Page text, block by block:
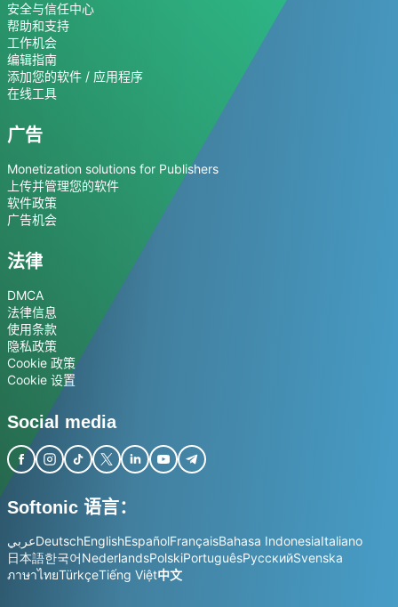
安全与信任中心
帮助和支持
工作机会
编辑指南
添加您的软件 / 应用程序
在线工具
广告
Monetization solutions for Publishers
上传并管理您的软件
软件政策
广告机会
法律
DMCA
法律信息
使用条款
隐私政策
Cookie 政策
Cookie 设置
Social media
Softonic 语言：
عربيDeutschEnglishEspañolFrançaisBahasa IndonesiaItaliano
日本語한국어NederlandsPolskiPortuguêsРусскийSvenska
ภาษาไทยTürkçeTiếng Việt中文